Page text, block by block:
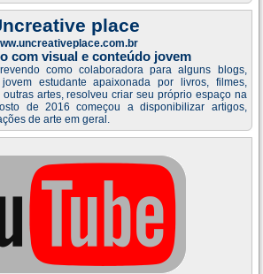
place
com visual e conteúdo jovem
como colaboradora para alguns blogs,
estudante apaixonada por livros, filmes,
artes, resolveu criar seu próprio espaço na
de 2016 começou a disponibilizar artigos,
de arte em geral.